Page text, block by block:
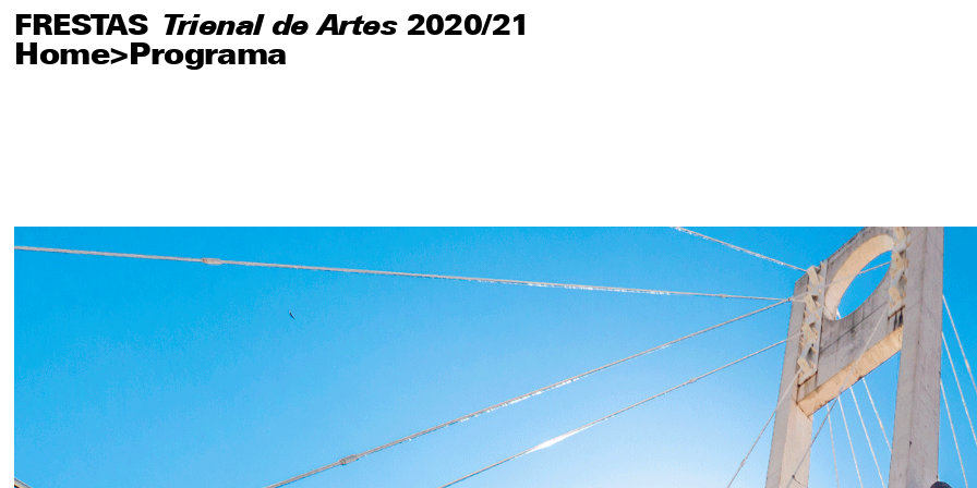
FRESTAS Trienal de Artes 2020/21
Home>Programa
FRESTAS Trienal de Artes 2020/21
Editorial
Educativo
Publicações
Agenda
Visite